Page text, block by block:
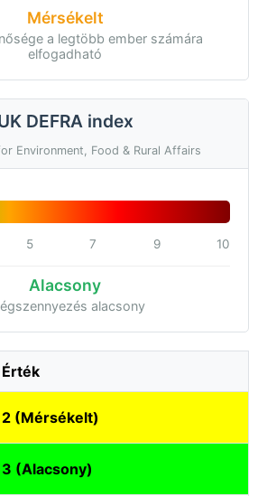
Mérsékelt
a legtöbb ember számára
elfogadható
DEFRA index
Environment, Food & Rural Affairs
5 7 9 10
Alacsony
alacsony
Érték
2 (Mérsékelt)
3 (Alacsony)